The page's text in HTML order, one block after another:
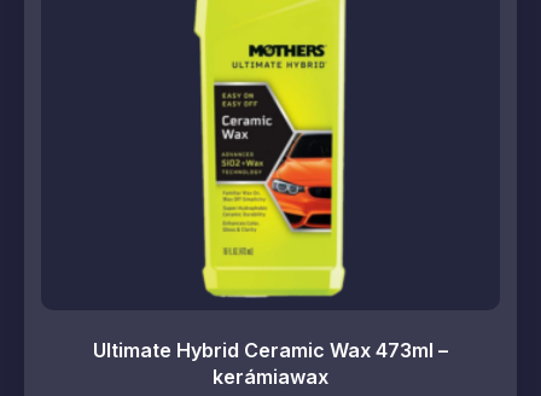
Ultimate Hybrid Ceramic Wax 473ml –
kerámiawax